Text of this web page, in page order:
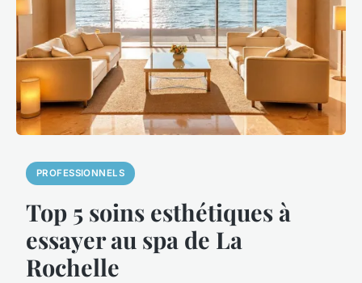
PROFESSIONNELS
Top 5 soins esthétiques à
essayer au spa de La
Rochelle